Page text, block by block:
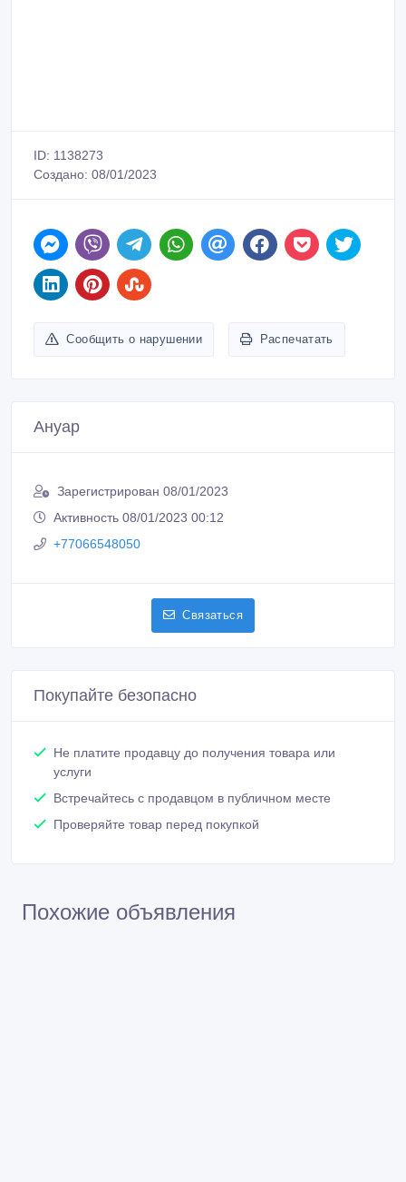
ID: 1138273
Создано: 08/01/2023
Сообщить о нарушении Распечатать
Ануар
Зарегистрирован 08/01/2023
Активность 08/01/2023 00:12
+77066548050
Связаться
Покупайте безопасно
Не платите продавцу до получения товара или
услуги
Встречайтесь с продавцом в публичном месте
Проверяйте товар перед покупкой
Похожие объявления